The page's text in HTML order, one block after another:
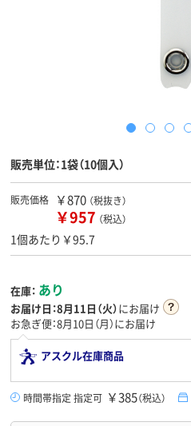
販売単位：1袋（10個入）
販売価格 ￥870 （税抜き）
￥957 （税込）
1個あたり￥95.7
在庫： あり
お届け日：8月11日（火）にお届け
お急ぎ便：8月10日（月）にお届け
アスクル在庫商品
時間帯指定 指定可 ￥385（税込）